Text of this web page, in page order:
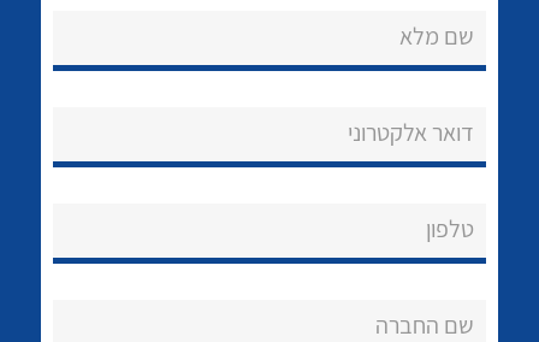
לכל מוצרי היצרן לכל מוצרי היצרן
שם מלא
דואר אלקטרוני
טלפון
שם החברה